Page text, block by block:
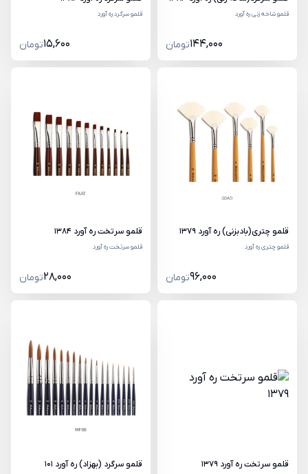
قلمو شاخه زنی ره آورد
144,000تومان
قلمو سرگرد ره آورد
15,600تومان
قلمو چتری(بادبزنی) ره آورد 1379
قلمو چتری ره آورد
96,000تومان
قلمو سرتخت ره آورد 1384
قلمو سرتخت ره آورد
28,000تومان
قلمو سرتخت ره آورد 1379 قلمو سرگرد (بهزاد) ره آورد 101